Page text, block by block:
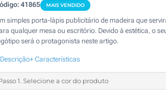
41865 MAIS VENDIDO
simples porta-lápis publicitário de madeira que
qualquer mesa ou escritório. Devido à estética, o
será o protagonista neste artigo.
+ Características
1. Selecione a cor do produto